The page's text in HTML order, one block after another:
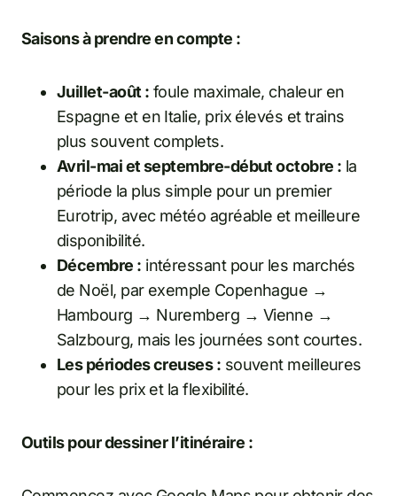
Saisons à prendre en compte :
Juillet-août : foule maximale, chaleur en
Espagne et en Italie, prix élevés et trains
plus souvent complets.
Avril-mai et septembre-début octobre : la
période la plus simple pour un premier
Eurotrip, avec météo agréable et meilleure
disponibilité.
Décembre : intéressant pour les marchés
de Noël, par exemple Copenhague →
Hambourg → Nuremberg → Vienne →
Salzbourg, mais les journées sont courtes.
Les périodes creuses : souvent meilleures
pour les prix et la flexibilité.
Outils pour dessiner l’itinéraire :